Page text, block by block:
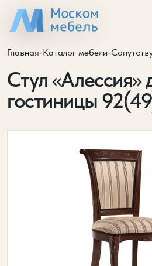
Главная-Каталог мебели-
Стул «Алессия»
гостиницы